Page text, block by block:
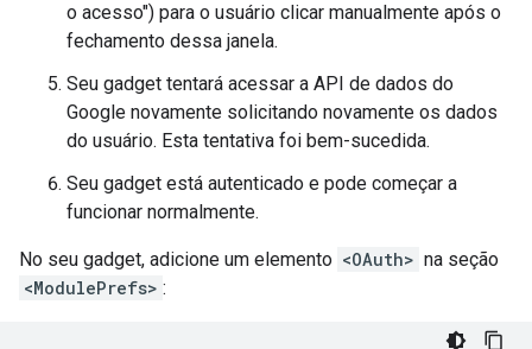
o acesso") para o usuário clicar manualmente após o
fechamento dessa janela.
Seu gadget tentará acessar a API de dados do
Google novamente solicitando novamente os dados
do usuário. Esta tentativa foi bem-sucedida.
Seu gadget está autenticado e pode começar a
funcionar normalmente.
No seu gadget, adicione um elemento <OAuth> na seção
<ModulePrefs> :